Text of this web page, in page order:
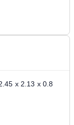
x 2.13 x 0.8